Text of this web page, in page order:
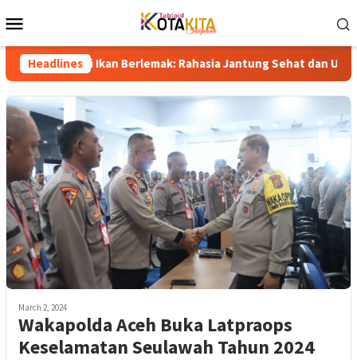
to
Menu
Headlines
Ikan Berlemak: Rahasia Jantung Sehat dan Umur Panjang
March 2, 2024
Wakapolda Aceh Buka Latpraops
Keselamatan Seulawah Tahun 2024